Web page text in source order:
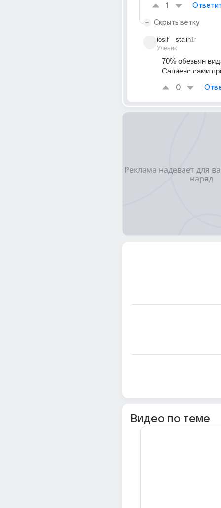
1
Скрыть ветку
iosif__stalin
Ученик
1г
70% обезьян
Сапиенс сами
0
Видео по теме